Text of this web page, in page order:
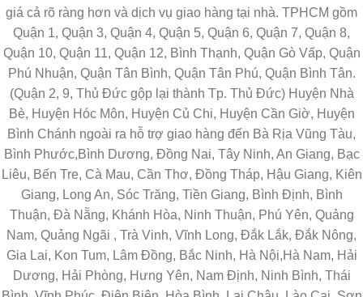
giá cả rõ ràng hơn và dịch vụ giao hàng tại nhà. TPHCM gồm
Quận 1, Quận 3, Quận 4, Quận 5, Quận 6, Quận 7, Quận 8,
Quận 10, Quận 11, Quận 12, Bình Thạnh, Quận Gò Vấp, Quận
Phú Nhuận, Quận Tân Bình, Quận Tân Phú, Quận Bình Tân.
(Quận 2, 9, Thủ Đức gộp lại thành Tp. Thủ Đức) Huyện Nhà
Bè, Huyện Hóc Môn, Huyện Củ Chi, Huyện Cần Giờ, Huyện
Bình Chánh ngoài ra hỗ trợ giao hàng đến Bà Rịa Vũng Tàu,
Bình Phước,Bình Dương, Đồng Nai, Tây Ninh, An Giang, Bạc
Liêu, Bến Tre, Cà Mau, Cần Thơ, Đồng Tháp, Hậu Giang, Kiên
Giang, Long An, Sóc Trăng, Tiền Giang, Bình Định, Bình
Thuận, Đà Nẵng, Khánh Hòa, Ninh Thuận, Phú Yên, Quảng
Nam, Quảng Ngãi , Trà Vinh, Vĩnh Long, Đắk Lắk, Đắk Nông,
Gia Lai, Kon Tum, Lâm Đồng, Bắc Ninh, Hà Nội,Hà Nam, Hải
Dương, Hải Phòng, Hưng Yên, Nam Định, Ninh Bình, Thái